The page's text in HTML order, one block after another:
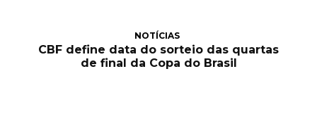
NOTÍCIAS
CBF define data do sorteio das quartas
de final da Copa do Brasil